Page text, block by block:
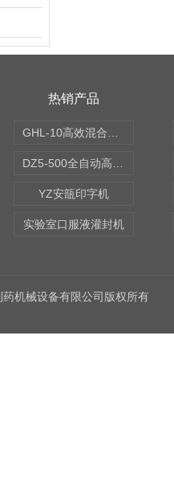
热销产品
YZ安瓿印字机
实验室口服液灌封机
机械设备有限公司版权所有